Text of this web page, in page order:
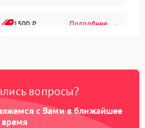
1500 ₽ Подробнее →
вопросы?
с Вами в ближайшее
время